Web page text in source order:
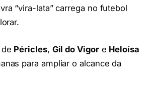
“vira-lata” carrega no futebol
Péricles, Gil do Vigore Heloísa
para ampliar o alcance da